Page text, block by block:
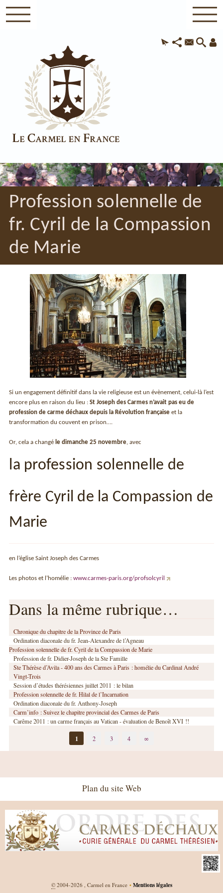
Profession solennelle de
fr. Cyril de la Compassion
de Marie
Si un engagement définitif dans la vie religieuse est un évènement, celui-là l’est
encore plus en raison du lieu :St Joseph des Carmes n’avait pas eu de
profession de carme déchaux depuis la Révolution française et la
transformation du couvent en prison….
Or, cela a changé le dimanche 25 novembre, avec
la profession solennelle de
frère Cyril de la Compassion de
Marie
en l’église Saint Joseph des Carmes
Les photos et l’homélie :www.carmes-paris.org/profsolcyril
Dans la même rubrique…
Chronique du chapitre de la Province de Paris
Ordination diaconale du fr. Jean-Alexandre de l’Agneau
Profession solennelle de fr. Cyril de la Compassion de Marie
Profession de fr. Didier-Joseph de la Ste Famille
Ste Thérèse d’Avila - 400 ans des Carmes à Paris : homélie du Cardinal André
Vingt-Trois
Session d’études thérésiennes juillet 2011 : le bilan
Profession solennelle de fr. Hilal de l’Incarnation
Ordination diaconale du fr. Anthony-Joseph
Carm’info : Suivez le chapitre provincial des Carmes de Paris
Carême 2011 : un carme français au Vatican - évaluation de Benoît XVI !!
1 2 3 4 ∞
Plan du site Web
©2004-2026 , Carmel en France • Mentions légales